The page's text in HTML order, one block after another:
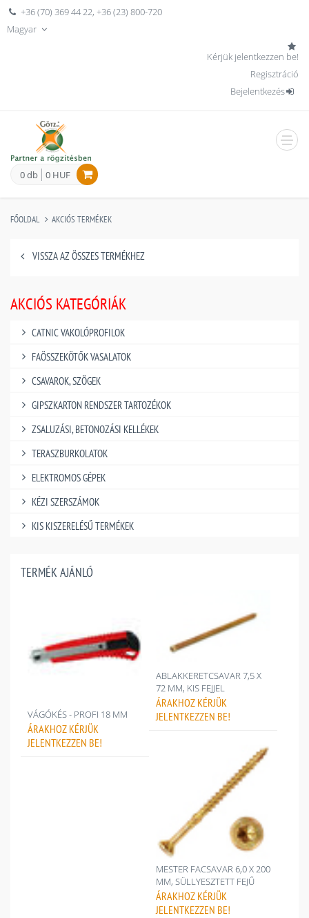
+36 (70) 369 44 22,+36 (23) 800-720
Magyar
Kérjük jelentkezzen be!
Regisztráció
Bejelentkezés
0 db 0 HUF
FŐOLDAL AKCIÓS TERMÉKEK
VISSZA AZ ÖSSZES TERMÉKHEZ
AKCIÓS KATEGÓRIÁK
CATNIC VAKOLÓPROFILOK
FAÖSSZEKÖTŐK VASALATOK
CSAVAROK, SZÖGEK
GIPSZKARTON RENDSZER TARTOZÉKOK
ZSALUZÁSI, BETONOZÁSI KELLÉKEK
TERASZBURKOLATOK
ELEKTROMOS GÉPEK
KÉZI SZERSZÁMOK
KIS KISZERELÉSŰ TERMÉKEK
TERMÉK AJÁNLÓ
VÁGÓKÉS - PROFI 18 MM
ÁRAKHOZ KÉRJÜK
JELENTKEZZEN BE!
ABLAKKERETCSAVAR 7,5 X
72 MM, KIS FEJJEL
ÁRAKHOZ KÉRJÜK
JELENTKEZZEN BE!
MESTER FACSAVAR 6,0 X 200
MM, SÜLLYESZTETT FEJŰ
ÁRAKHOZ KÉRJÜK
JELENTKEZZEN BE!